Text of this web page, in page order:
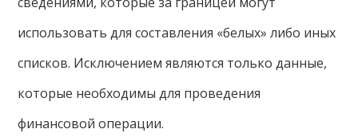
использовать для составления «белых» либо иных
списков. Исключением являются только данные,
которые необходимы для проведения
финансовой операции.